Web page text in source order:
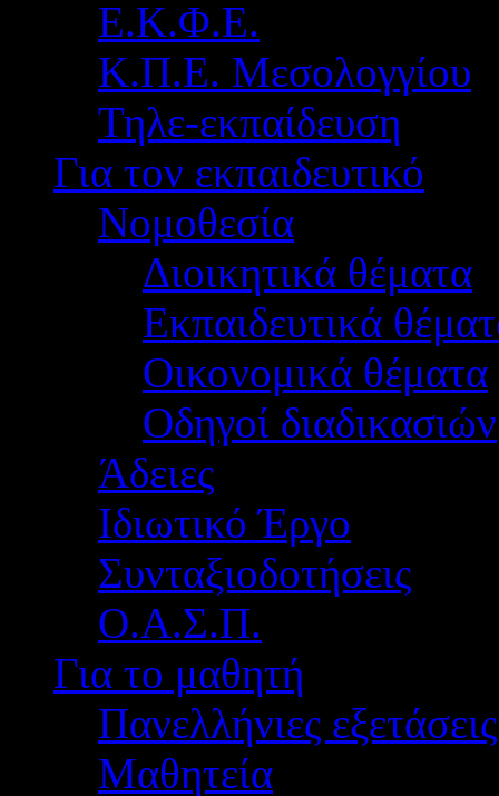
Ε.Κ.Φ.Ε.
Κ.Π.Ε. Μεσολογγίου
Τηλε-εκπαίδευση
Για τον εκπαιδευτικό
Νομοθεσία
Διοικητικά θέματα
Εκπαιδευτικά
Οικονομικά θέματα
Οδηγοί διαδικασιών
Άδειες
Ιδιωτικό Έργο
Συνταξιοδοτήσεις
Ο.Α.Σ.Π.
Για το μαθητή
Πανελλήνιες εξετάσεις
Μαθητεία